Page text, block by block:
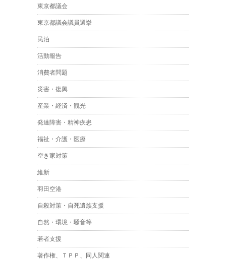
東京都議会
東京都議会議員選挙
民泊
活動報告
消費者問題
災害・復興
産業・経済・観光
発達障害・精神疾患
福祉・介護・医療
空き家対策
維新
羽田空港
自殺対策・自死遺族支援
自然・環境・騒音等
若者支援
著作権、ＴＰＰ、同人関連